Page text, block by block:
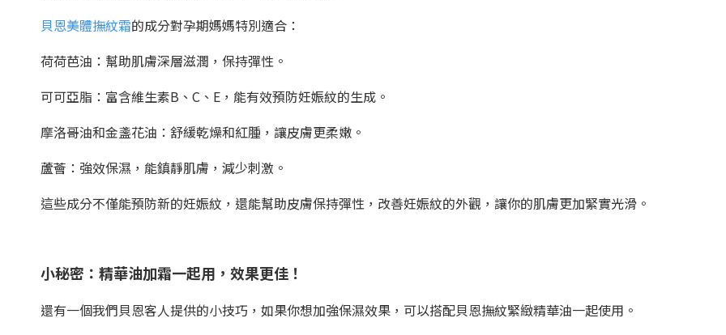
貝恩美體撫紋霜的成分對孕期媽媽特別適合：
荷荷芭油：幫助肌膚深層滋潤，保持彈性。
可可亞脂：富含維生素B、C、E，能有效預防妊娠紋的生成。
摩洛哥油和金盞花油：舒緩乾燥和紅腫，讓皮膚更柔嫩。
蘆薈：強效保濕，能鎮靜肌膚，減少刺激。
這些成分不僅能預防新的妊娠紋，還能幫助皮膚保持彈性，改善妊娠紋的外觀，讓你的肌膚更加緊實光滑。
小秘密：精華油加霜一起用，效果更佳！
還有一個我們貝恩客人提供的小技巧，如果你想加強保濕效果，可以搭配貝恩撫紋緊緻精華油一起使用。